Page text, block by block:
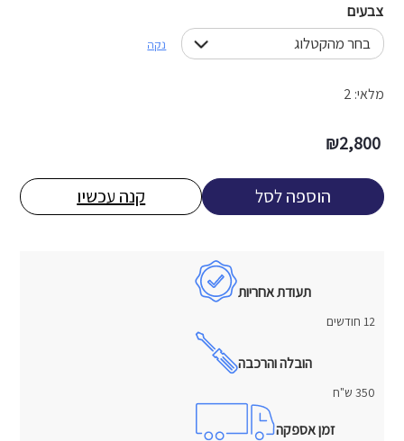
צבעים
נקה
2,800
₪
מלאי: 2
הוספה לסל קנה עכשיו
תעודת אחריות
12 חודשים
הובלה והרכבה
350 ש"ח
זמן אספקה